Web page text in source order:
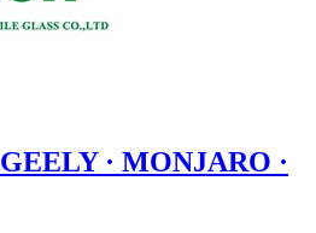
GEELY · MONJARO ·